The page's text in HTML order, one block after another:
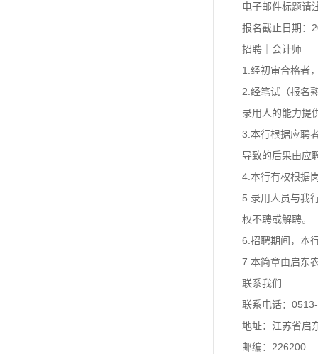
电子邮件标题请
报名截止日期：
招聘｜会计师
1.经初审合格者
2.经笔试（报名
录用人的能力提
3.本行根据应聘
导致的后果由应
4.本行有权根据
5.录用人员与我
权不聘或解聘。
6.招聘期间，本
7.本简章由启东
联系我们
联系电话：
地址：江苏省启
邮编：226200